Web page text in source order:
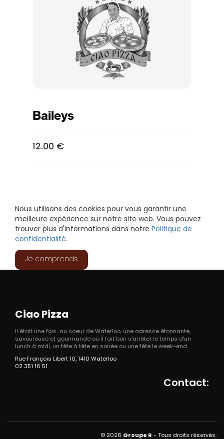
Baileys
12.00 €
Nous utilisons des cookies pour vous garantir une
meilleure expérience sur notre site web. Vous pouvez
trouver plus d'informations dans notre Politique de
confidentialité.
Je comprends
Ciao Pizza
Il était une fois...au coeur de Waterloo, une adresse étonnante,
savoureuse et gourmande où il fait bon s'arrêter le temps d'un
lunch à midi, un tête à tête en soirée ou une fête le week-end.
Rue François Libert 10, 1410 Waterloo
02 351 16 51
Contact:
© 2026 Groupe R - Tous droits réservés.